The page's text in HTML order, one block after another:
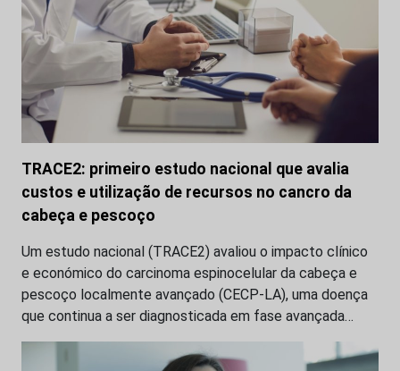
TRACE2: primeiro estudo nacional que avalia
custos e utilização de recursos no cancro da
cabeça e pescoço
Um estudo nacional (TRACE2) avaliou o impacto clínico
e económico do carcinoma espinocelular da cabeça e
pescoço localmente avançado (CECP-LA), uma doença
que continua a ser diagnosticada em fase avançada…